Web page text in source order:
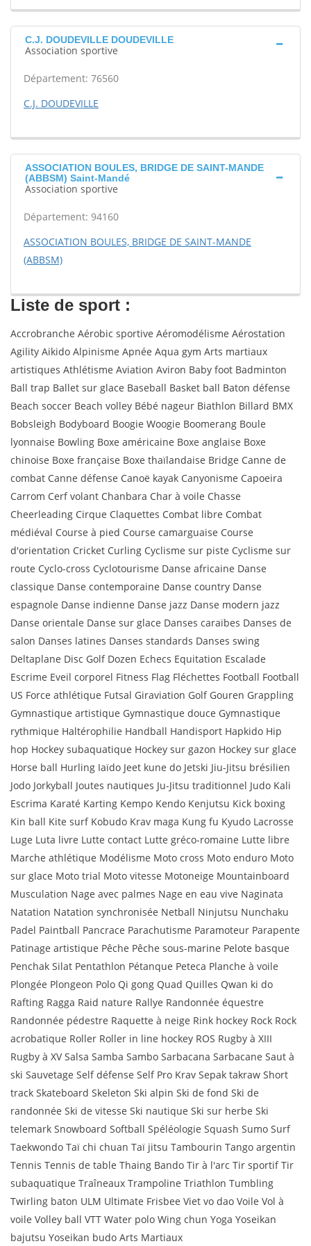
C.J. DOUDEVILLE DOUDEVILLE
Association sportive
Département: 76560
C.J. DOUDEVILLE
ASSOCIATION BOULES, BRIDGE DE SAINT-MANDE
(ABBSM) Saint-Mandé
Association sportive
Département: 94160
ASSOCIATION BOULES, BRIDGE DE SAINT-MANDE
(ABBSM)
Liste de sport :
Accrobranche Aérobic sportive Aéromodélisme Aérostation
Agility Aikido Alpinisme Apnée Aqua gym Arts martiaux
artistiques Athlétisme Aviation Aviron Baby foot Badminton
Ball trap Ballet sur glace Baseball Basket ball Baton défense
Beach soccer Beach volley Bébé nageur Biathlon Billard BMX
Bobsleigh Bodyboard Boogie Woogie Boomerang Boule
lyonnaise Bowling Boxe américaine Boxe anglaise Boxe
chinoise Boxe française Boxe thaïlandaise Bridge Canne de
combat Canne défense Canoë kayak Canyonisme Capoeira
Carrom Cerf volant Chanbara Char à voile Chasse
Cheerleading Cirque Claquettes Combat libre Combat
médiéval Course à pied Course camarguaise Course
d'orientation Cricket Curling Cyclisme sur piste Cyclisme sur
route Cyclo-cross Cyclotourisme Danse africaine Danse
classique Danse contemporaine Danse country Danse
espagnole Danse indienne Danse jazz Danse modern jazz
Danse orientale Danse sur glace Danses caraïbes Danses de
salon Danses latines Danses standards Danses swing
Deltaplane Disc Golf Dozen Echecs Equitation Escalade
Escrime Eveil corporel Fitness Flag Fléchettes Football Football
US Force athlétique Futsal Giraviation Golf Gouren Grappling
Gymnastique artistique Gymnastique douce Gymnastique
rythmique Haltérophilie Handball Handisport Hapkido Hip
hop Hockey subaquatique Hockey sur gazon Hockey sur glace
Horse ball Hurling Iaïdo Jeet kune do Jetski Jiu-Jitsu brésilien
Jodo Jorkyball Joutes nautiques Ju-Jitsu traditionnel Judo Kali
Escrima Karaté Karting Kempo Kendo Kenjutsu Kick boxing
Kin ball Kite surf Kobudo Krav maga Kung fu Kyudo Lacrosse
Luge Luta livre Lutte contact Lutte gréco-romaine Lutte libre
Marche athlétique Modélisme Moto cross Moto enduro Moto
sur glace Moto trial Moto vitesse Motoneige Mountainboard
Musculation Nage avec palmes Nage en eau vive Naginata
Natation Natation synchronisée Netball Ninjutsu Nunchaku
Padel Paintball Pancrace Parachutisme Paramoteur Parapente
Patinage artistique Pêche Pêche sous-marine Pelote basque
Penchak Silat Pentathlon Pétanque Peteca Planche à voile
Plongée Plongeon Polo Qi gong Quad Quilles Qwan ki do
Rafting Ragga Raid nature Rallye Randonnée équestre
Randonnée pédestre Raquette à neige Rink hockey Rock Rock
acrobatique Roller Roller in line hockey ROS Rugby à XIII
Rugby à XV Salsa Samba Sambo Sarbacana Sarbacane Saut à
ski Sauvetage Self défense Self Pro Krav Sepak takraw Short
track Skateboard Skeleton Ski alpin Ski de fond Ski de
randonnée Ski de vitesse Ski nautique Ski sur herbe Ski
telemark Snowboard Softball Spéléologie Squash Sumo Surf
Taekwondo Taï chi chuan Taï jitsu Tambourin Tango argentin
Tennis Tennis de table Thaing Bando Tir à l'arc Tir sportif Tir
subaquatique Traîneaux Trampoline Triathlon Tumbling
Twirling baton ULM Ultimate Frisbee Viet vo dao Voile Vol à
voile Volley ball VTT Water polo Wing chun Yoga Yoseikan
bajutsu Yoseikan budo Arts Martiaux